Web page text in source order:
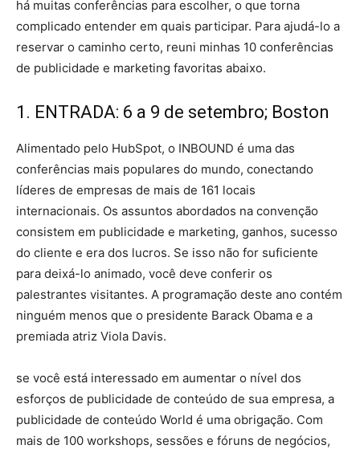
há muitas conferências para escolher, o que torna
complicado entender em quais participar. Para ajudá-lo a
reservar o caminho certo, reuni minhas 10 conferências
de publicidade e marketing favoritas abaixo.
1. ENTRADA: 6 a 9 de setembro; Boston
Alimentado pelo HubSpot, o INBOUND é uma das
conferências mais populares do mundo, conectando
líderes de empresas de mais de 161 locais
internacionais. Os assuntos abordados na convenção
consistem em publicidade e marketing, ganhos, sucesso
do cliente e era dos lucros. Se isso não for suficiente
para deixá-lo animado, você deve conferir os
palestrantes visitantes. A programação deste ano contém
ninguém menos que o presidente Barack Obama e a
premiada atriz Viola Davis.
se você está interessado em aumentar o nível dos
esforços de publicidade de conteúdo de sua empresa, a
publicidade de conteúdo World é uma obrigação. Com
mais de 100 workshops, sessões e fóruns de negócios,